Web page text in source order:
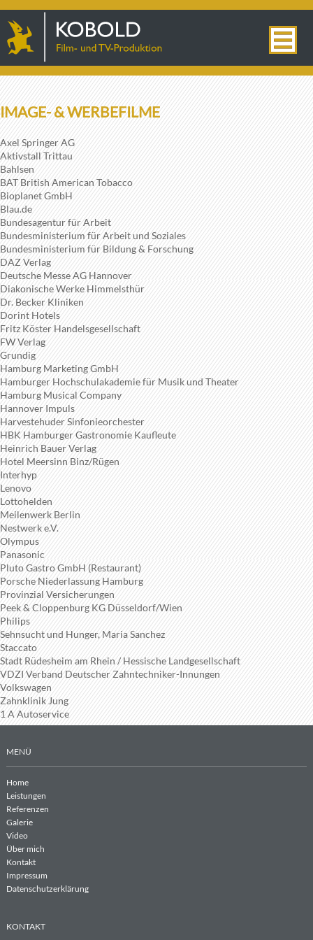
IMAGE- & WERBEFILME
Axel Springer AG
Aktivstall Trittau
Bahlsen
BAT British American Tobacco
Bioplanet GmbH
Blau.de
Bundesagentur für Arbeit
Bundesministerium für Arbeit und Soziales
Bundesministerium für Bildung & Forschung
DAZ Verlag
Deutsche Messe AG Hannover
Diakonische Werke Himmelsthür
Dr. Becker Kliniken
Dorint Hotels
Fritz Köster Handelsgesellschaft
FW Verlag
Grundig
Hamburg Marketing GmbH
Hamburger Hochschulakademie für Musik und Theater
Hamburg Musical Company
Hannover Impuls
Harvestehuder Sinfonieorchester
HBK Hamburger Gastronomie Kaufleute
Heinrich Bauer Verlag
Hotel Meersinn Binz/Rügen
Interhyp
Lenovo
Lottohelden
Meilenwerk Berlin
Nestwerk e.V.
Olympus
Panasonic
Pluto Gastro GmbH (Restaurant)
Porsche Niederlassung Hamburg
Provinzial Versicherungen
Peek & Cloppenburg KG Düsseldorf/Wien
Philips
Sehnsucht und Hunger, Maria Sanchez
Staccato
Stadt Rüdesheim am Rhein / Hessische Landgesellschaft
VDZI Verband Deutscher Zahntechniker-Innungen
Volkswagen
Zahnklinik Jung
1 A Autoservice
MENÜ
Home
Leistungen
Referenzen
Galerie
Video
Über mich
Kontakt
Impressum
Datenschutzerklärung
KONTAKT